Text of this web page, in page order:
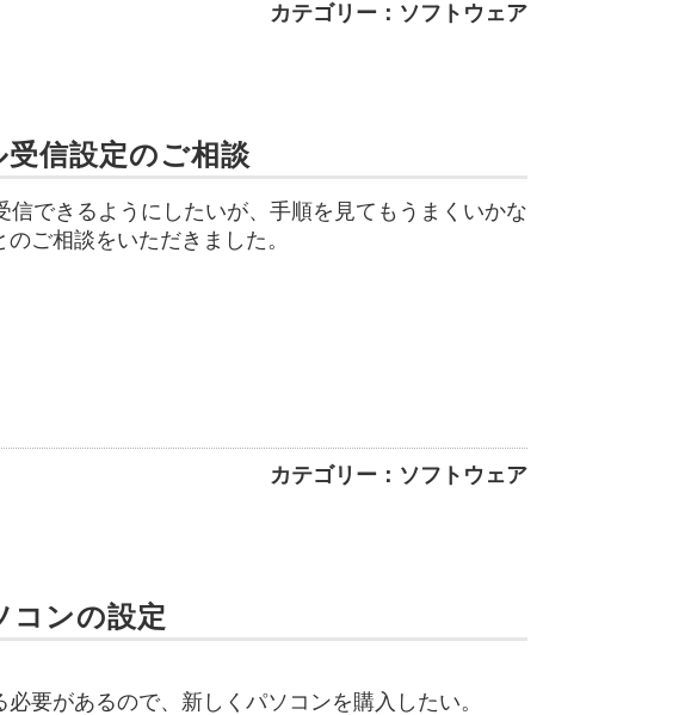
カテゴリー：ソフトウェア
信設定のご相談
信できるようにしたいが、手順を見てもうまくいかな
ご相談をいただきました。
カテゴリー：ソフトウェア
ンの設定
要があるので、新しくパソコンを購入したい。